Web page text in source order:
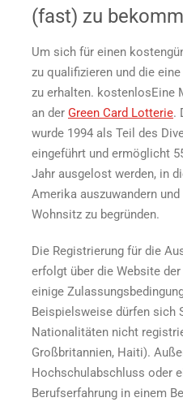
(fast) zu
Um sich für einen
zu qualifizieren und die eine
zu erhalten. kostenlosEine
an der Green Card Lotterie.
wurde 1994 als Teil des
eingeführt und ermöglicht
Jahr ausgelost werden, in
Amerika auszuwandern
Wohnsitz zu begründen.
Die Registrierung für die
erfolgt über die Website
einige
Beispielsweise dürfen sich
Nationalitäten nicht
Großbritannien, Haiti).
Hochschulabschluss oder
Berufserfahrung in einem